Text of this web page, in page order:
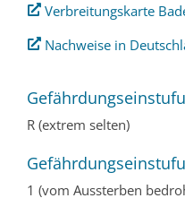
Verbreitungskarte
Nachweise in
R (extrem selten)
1 (vom Aussterben